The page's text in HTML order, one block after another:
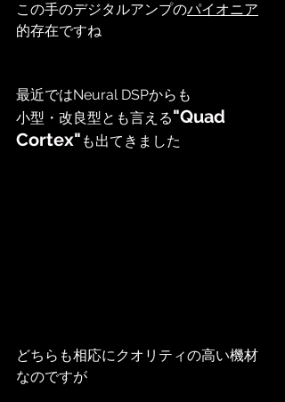
この手のデジタルアンプのパイオニア
的存在ですね
最近ではNeural DSPからも
小型・改良型とも言える"Quad
Cortex" も出てきました
どちらも相応にクオリティの高い機材
なのですが